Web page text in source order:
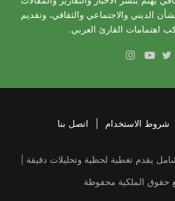
الديني والاجتماعي والثقافي، وتقديم
اهتمامات القارئ العربي.
شروط الاستخدام اتصل بنا
يقدم تغطية لحظية وتحليلات دقيقة |
حقوق الملكية محفوظة